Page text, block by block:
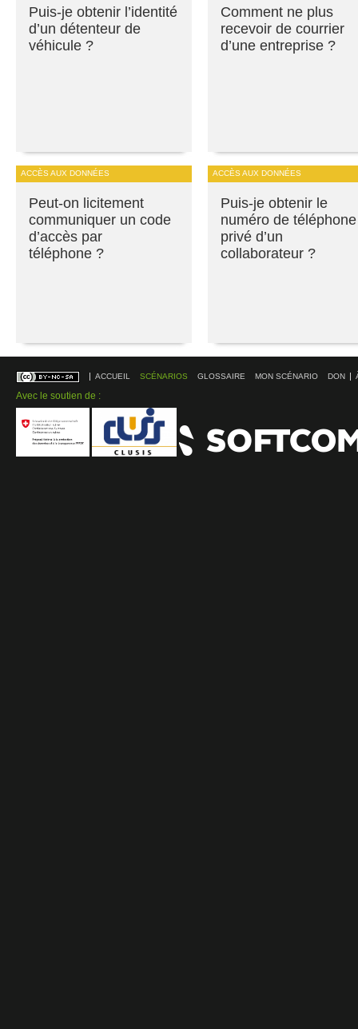
Puis-je obtenir l’identité
d’un détenteur de
véhicule ?
Comment ne plus
recevoir de courrier
d’une entreprise ?
ACCÈS AUX DONNÉES
Peut-on licitement
communiquer un code
d’accès par
téléphone ?
ACCÈS AUX DONNÉES
Puis-je obtenir le
numéro de téléphone
privé d’un
collaborateur ?
ACCUEIL SCÉNARIOS GLOSSAIRE MON SCÉNARIO DON
Avec le soutien de :